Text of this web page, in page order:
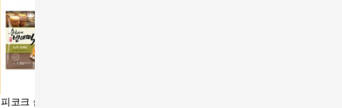
피코크 순희네 빈대떡